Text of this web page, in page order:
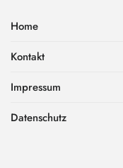
Home
Kontakt
Impressum
Datenschutz